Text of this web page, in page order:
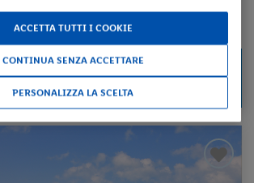
da245 €
ACCETTA TUTTI I COOKIE
CONTINUA SENZA ACCETTARE
PERSONALIZZA LA SCELTA